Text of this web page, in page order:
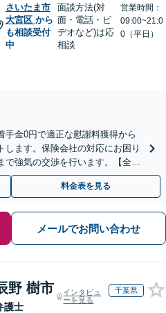
さいたま市
大宮区 から
も相談受付
中
面談方法(対
面・電話・ビ
デオなど)は応
相談
営業時間：
09:00~21:0
0（平日）
手金0円で適正な慰謝料獲得から
ます。保険会社の対応にお困り
で強気の交渉を行います。【全国
料金表を見る
メールでお問い合わせ
野 樹市
護士
インタビュ
ーを見る
千葉県